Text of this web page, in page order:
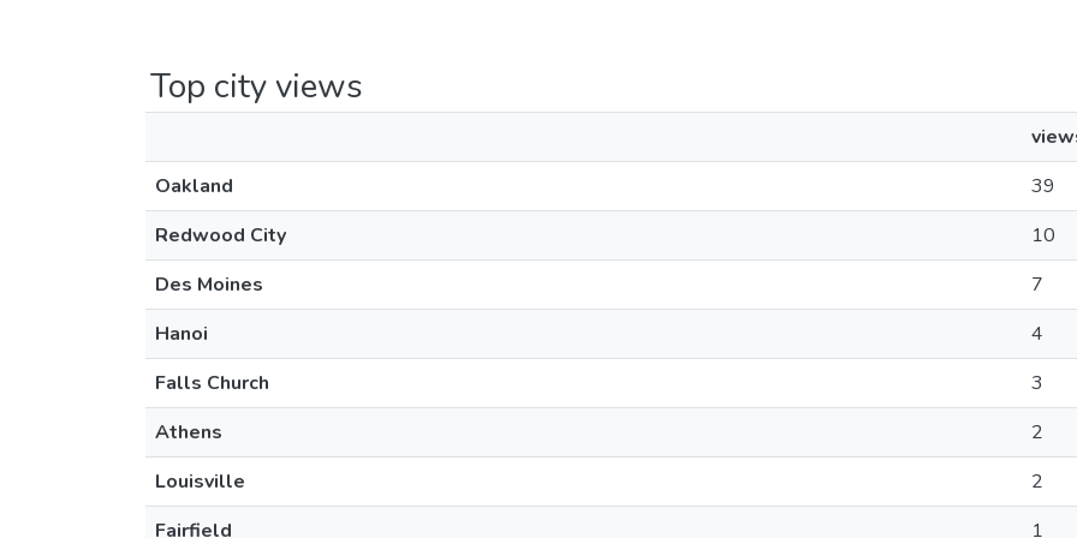
Top city views
Oakland
39
Redwood City
10
Des Moines
7
Hanoi
4
Falls Church
3
Athens
2
Louisville
2
Fairfield
1